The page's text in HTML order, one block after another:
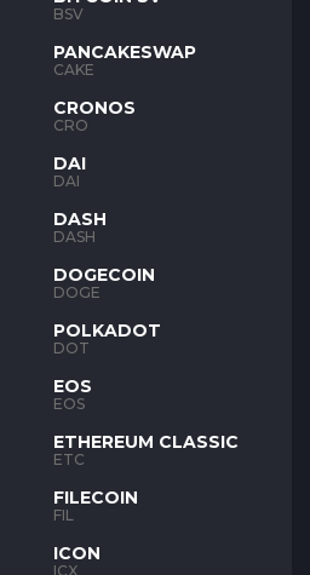
BSV
PANCAKESWAP
CAKE
CRONOS
CRO
DAI
DAI
DASH
DASH
DOGECOIN
DOGE
POLKADOT
DOT
EOS
EOS
ETHEREUM CLASSIC
ETC
FILECOIN
FIL
ICON
ICX